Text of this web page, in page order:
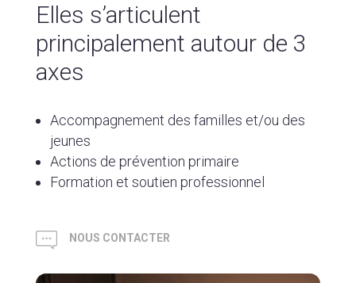
Elles s’articulent
principalement autour de 3
axes
Accompagnement des familles et/ou des
jeunes
Actions de prévention primaire
Formation et soutien professionnel
NOUS CONTACTER